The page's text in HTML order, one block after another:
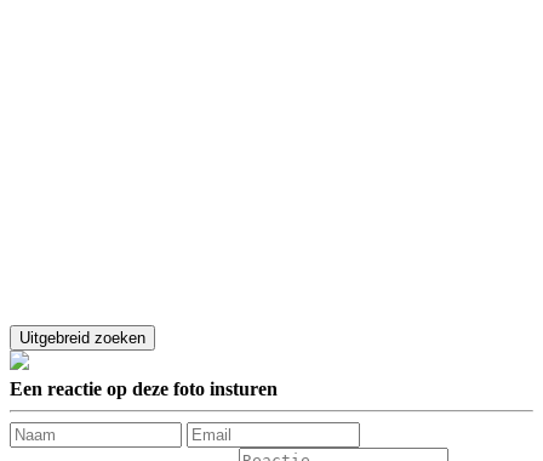
Een reactie op deze foto insturen